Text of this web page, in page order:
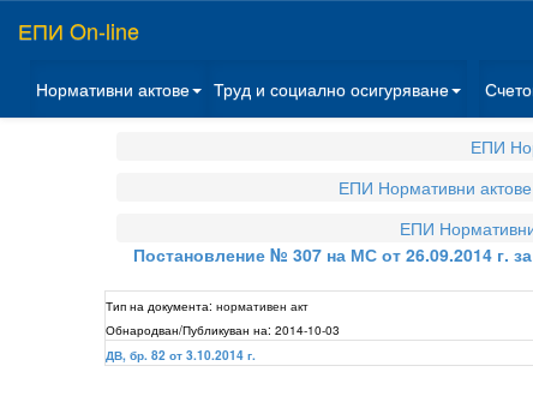
ЕПИ On-line
Нормативни актове Труд и социално осигуряване
ЕПИ
ЕПИ Нормативни актове
ЕПИ
Постановление № 307 на МС от 26.09.2014 г.
Тип на документа: нормативен акт
Обнародван/Публикуван на: 2014-10-03
ДВ, бр. 82 от 3.10.2014 г.